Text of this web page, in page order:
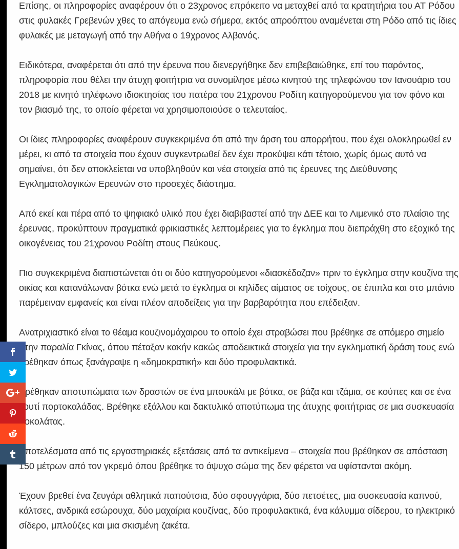
Επίσης, οι πληροφορίες αναφέρουν ότι ο 23χρονος επρόκειτο να μεταχθεί από τα κρατητήρια του ΑΤ Ρόδου
στις φυλακές Γρεβενών χθες το απόγευμα ενώ σήμερα, εκτός απροόπτου αναμένεται στη Ρόδο από τις ίδιες
φυλακές με μεταγωγή από την Αθήνα ο 19χρονος Αλβανός.
Ειδικότερα, αναφέρεται ότι από την έρευνα που διενεργήθηκε δεν επιβεβαιώθηκε, επί του παρόντος,
πληροφορία που θέλει την άτυχη φοιτήτρια να συνομίλησε μέσω κινητού της τηλεφώνου τον Ιανουάριο του
2018 με κινητό τηλέφωνο ιδιοκτησίας του πατέρα του 21χρονου Ροδίτη κατηγορούμενου για τον φόνο και
τον βιασμό της, το οποίο φέρεται να χρησιμοποιούσε ο τελευταίος.
Οι ίδιες πληροφορίες αναφέρουν συγκεκριμένα ότι από την άρση του απορρήτου, που έχει ολοκληρωθεί εν
μέρει, κι από τα στοιχεία που έχουν συγκεντρωθεί δεν έχει προκύψει κάτι τέτοιο, χωρίς όμως αυτό να
σημαίνει, ότι δεν αποκλείεται να υποβληθούν και νέα στοιχεία από τις έρευνες της Διεύθυνσης
Εγκληματολογικών Ερευνών στο προσεχές διάστημα.
Από εκεί και πέρα από το ψηφιακό υλικό που έχει διαβιβαστεί από την ΔΕΕ και το Λιμενικό στο πλαίσιο της
έρευνας, προκύπτουν πραγματικά φρικιαστικές λεπτομέρειες για το έγκλημα που διεπράχθη στο εξοχικό της
οικογένειας του 21χρονου Ροδίτη στους Πεύκους.
Πιο συγκεκριμένα διαπιστώνεται ότι οι δύο κατηγορούμενοι «διασκέδαζαν» πριν το έγκλημα στην κουζίνα της
οικίας και κατανάλωναν βότκα ενώ μετά το έγκλημα οι κηλίδες αίματος σε τοίχους, σε έπιπλα και στο μπάνιο
παρέμειναν εμφανείς και είναι πλέον αποδείξεις για την βαρβαρότητα που επέδειξαν.
Ανατριχιαστικό είναι το θέαμα κουζινομάχαιρου το οποίο έχει στραβώσει που βρέθηκε σε απόμερο σημείο
στην παραλία Γκίνας, όπου πέταξαν κακήν κακώς αποδεικτικά στοιχεία για την εγκληματική δράση τους ενώ
βρέθηκαν όπως ξανάγραψε η «δημοκρατική» και δύο προφυλακτικά.
Βρέθηκαν αποτυπώματα των δραστών σε ένα μπουκάλι με βότκα, σε βάζα και τζάμια, σε κούπες και σε ένα
κουτί πορτοκαλάδας. Βρέθηκε εξάλλου και δακτυλικό αποτύπωμα της άτυχης φοιτήτριας σε μια συσκευασία
σοκολάτας.
Αποτελέσματα από τις εργαστηριακές εξετάσεις από τα αντικείμενα – στοιχεία που βρέθηκαν σε απόσταση
150 μέτρων από τον γκρεμό όπου βρέθηκε το άψυχο σώμα της δεν φέρεται να υφίστανται ακόμη.
Έχουν βρεθεί ένα ζευγάρι αθλητικά παπούτσια, δύο σφουγγάρια, δύο πετσέτες, μια συσκευασία καπνού,
κάλτσες, ανδρικά εσώρουχα, δύο μαχαίρια κουζίνας, δύο προφυλακτικά, ένα κάλυμμα σίδερου, το ηλεκτρικό
σίδερο, μπλούζες και μια σκισμένη ζακέτα.